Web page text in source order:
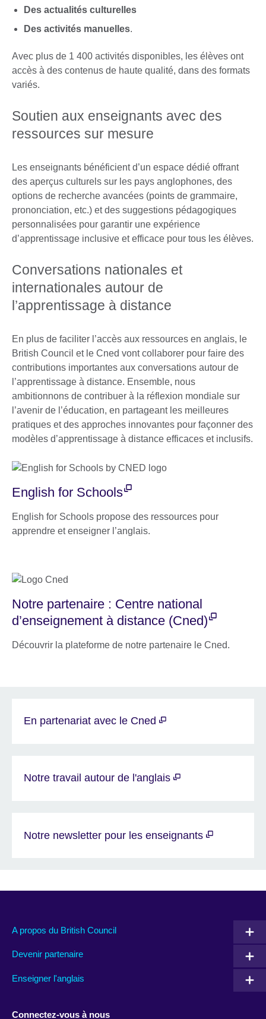
Des actualités culturelles
Des activités manuelles.
Avec plus de 1 400 activités disponibles, les élèves ont
accès à des contenus de haute qualité, dans des formats
variés.
Soutien aux enseignants avec des
ressources sur mesure
Les enseignants bénéficient d’un espace dédié offrant
des aperçus culturels sur les pays anglophones, des
options de recherche avancées (points de grammaire,
prononciation, etc.) et des suggestions pédagogiques
personnalisées pour garantir une expérience
d’apprentissage inclusive et efficace pour tous les élèves.
Conversations nationales et
internationales autour de
l’apprentissage à distance
En plus de faciliter l’accès aux ressources en anglais, le
British Council et le Cned vont collaborer pour faire des
contributions importantes aux conversations autour de
l’apprentissage à distance. Ensemble, nous
ambitionnons de contribuer à la réflexion mondiale sur
l’avenir de l’éducation, en partageant les meilleures
pratiques et des approches innovantes pour façonner des
modèles d’apprentissage à distance efficaces et inclusifs.
English for Schools
English for Schools propose des ressources pour
apprendre et enseigner l’anglais.
Notre partenaire : Centre national
d’enseignement à distance (Cned)
Découvrir la plateforme de notre partenaire le Cned.
En partenariat avec le Cned
Notre travail autour de l'anglais
Notre newsletter pour les enseignants
A propos du British Council
Devenir partenaire
Enseigner l'anglais
Connectez-vous à nous